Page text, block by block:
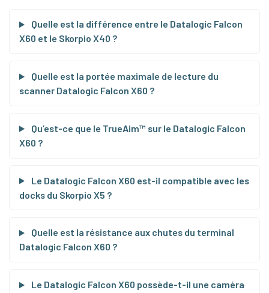
Quelle est la différence entre le Datalogic Falcon
X60 et le Skorpio X40 ?
Quelle est la portée maximale de lecture du
scanner Datalogic Falcon X60 ?
Qu’est-ce que le TrueAim™ sur le Datalogic Falcon
X60 ?
Le Datalogic Falcon X60 est-il compatible avec les
docks du Skorpio X5 ?
Quelle est la résistance aux chutes du terminal
Datalogic Falcon X60 ?
Le Datalogic Falcon X60 possède-t-il une caméra